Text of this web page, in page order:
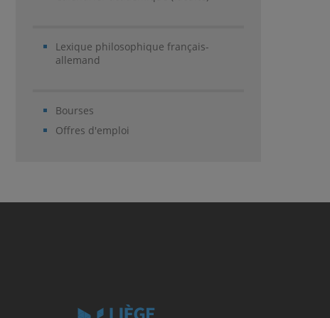
Lexique philosophique français-
allemand
Bourses
Offres d'emploi